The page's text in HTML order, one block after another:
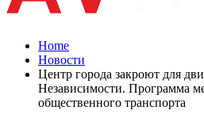
Home
Новости
Центр города закроют для
Независимости. Программа
общественного транспорта